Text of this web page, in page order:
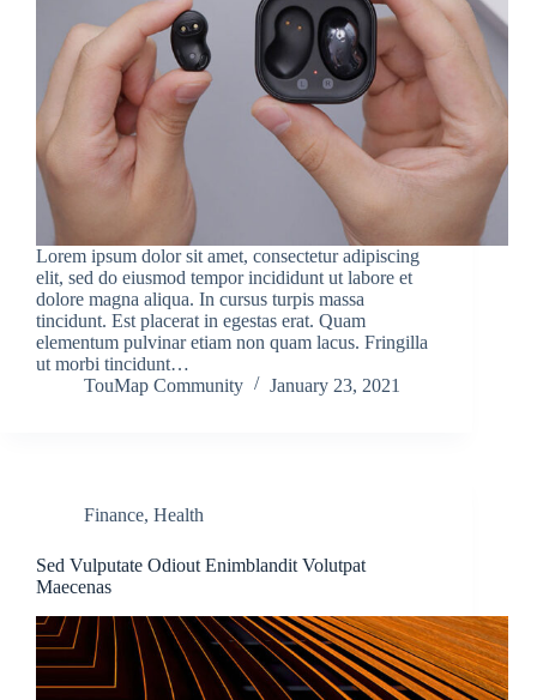
Lorem ipsum dolor sit amet, consectetur adipiscing
elit, sed do eiusmod tempor incididunt ut labore et
dolore magna aliqua. In cursus turpis massa
tincidunt. Est placerat in egestas erat. Quam
elementum pulvinar etiam non quam lacus. Fringilla
ut morbi tincidunt…
TouMap Community
January 23, 2021
Finance, Health
Sed Vulputate Odiout Enimblandit Volutpat
Maecenas